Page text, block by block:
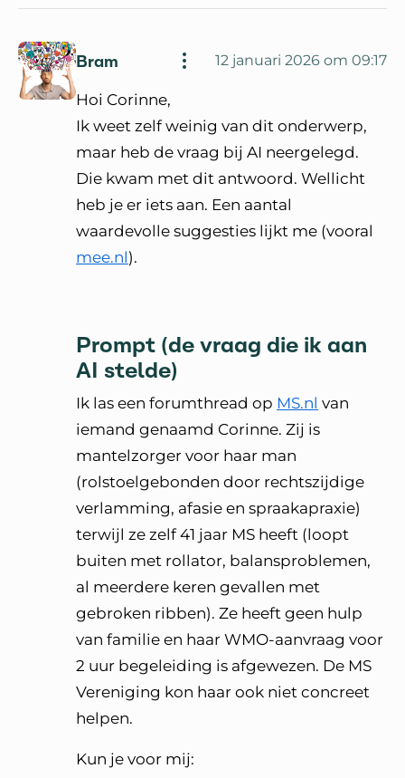
Bram 12 januari 2026 om 09:17
Hoi Corinne,
Ik weet zelf weinig van dit onderwerp,
maar heb de vraag bij AI neergelegd.
Die kwam met dit antwoord. Wellicht
heb je er iets aan. Een aantal
waardevolle suggesties lijkt me (vooral
mee.nl).
Prompt (de vraag die ik aan
AI stelde)
Ik las een forumthread op MS.nl van
iemand genaamd Corinne. Zij is
mantelzorger voor haar man
(rolstoelgebonden door rechtszijdige
verlamming, afasie en spraakapraxie)
terwijl ze zelf 41 jaar MS heeft (loopt
buiten met rollator, balansproblemen,
al meerdere keren gevallen met
gebroken ribben). Ze heeft geen hulp
van familie en haar WMO-aanvraag voor
2 uur begeleiding is afgewezen. De MS
Vereniging kon haar ook niet concreet
helpen.
Kun je voor mij: